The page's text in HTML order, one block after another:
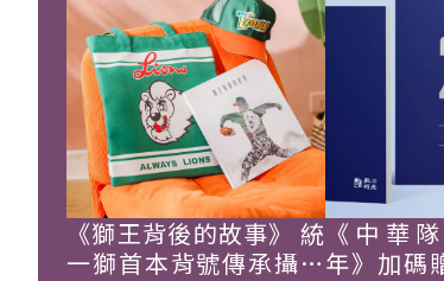
《獅王背後的故事》 統
一獅首本背號傳承攝影
《中華
年》加碼